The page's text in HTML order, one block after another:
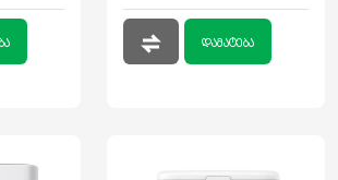
დამატება